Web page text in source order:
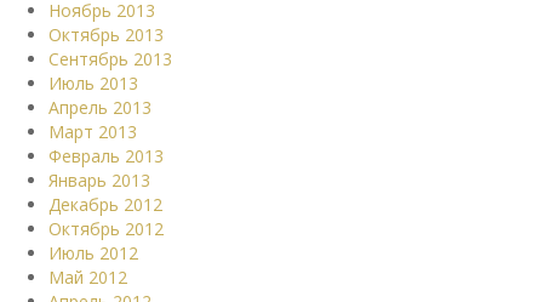
Ноябрь 2013
Октябрь 2013
Сентябрь 2013
Июль 2013
Апрель 2013
Март 2013
Февраль 2013
Январь 2013
Декабрь 2012
Октябрь 2012
Июль 2012
Май 2012